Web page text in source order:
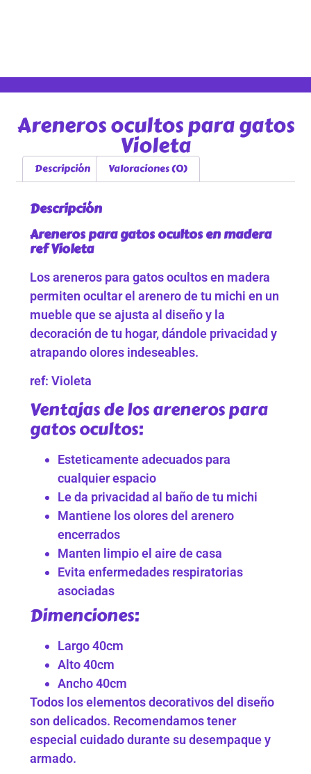
Areneros ocultos para gatos
Violeta
Descripción Valoraciones (0)
Descripción
Areneros para gatos ocultos en madera
ref Violeta
Los areneros para gatos ocultos en madera
permiten ocultar el arenero de tu michi en un
mueble que se ajusta al diseño y la
decoración de tu hogar, dándole privacidad y
atrapando olores indeseables.
ref: Violeta
Ventajas de los areneros para
gatos ocultos:
Esteticamente adecuados para
cualquier espacio
Le da privacidad al baño de tu michi
Mantiene los olores del arenero
encerrados
Manten limpio el aire de casa
Evita enfermedades respiratorias
asociadas
Dimenciones:
Largo 40cm
Alto 40cm
Ancho 40cm
Todos los elementos decorativos del diseño
son delicados. Recomendamos tener
especial cuidado durante su desempaque y
armado.